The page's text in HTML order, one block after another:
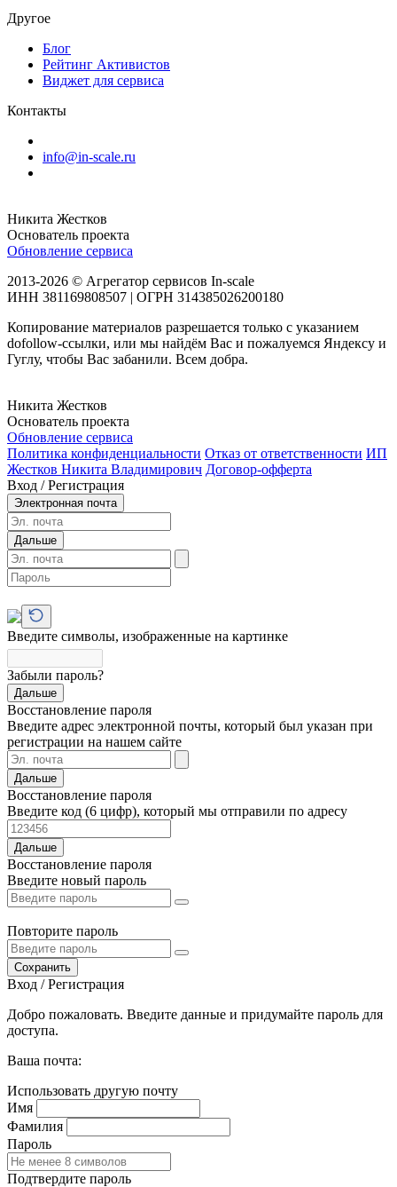
Другое
Блог
Рейтинг Активистов
Виджет для сервиса
Контакты
info@in-scale.ru
Никита Жестков
Основатель проекта
Обновление сервиса
2013-2026 © Агрегатор сервисов In-scale
ИНН 381169808507 | ОГРН 314385026200180
Копирование материалов разрешается только с указанием
dofollow-ссылки, или мы найдём Вас и пожалуемся Яндексу и
Гуглу, чтобы Вас забанили. Всем добра.
Никита Жестков
Основатель проекта
Обновление сервиса
Политика конфиденциальности Отказ от ответственности ИП
Жестков Никита Владимирович Договор-офферта
Вход / Регистрация
Электронная почта
Дальше
Введите символы, изображенные на картинке
Забыли пароль?
Дальше
Восстановление пароля
Введите адрес электронной почты, который был указан при
регистрации на нашем сайте
Дальше
Восстановление пароля
Введите код (6 цифр), который мы отправили по адресу
Дальше
Восстановление пароля
Введите новый пароль
Повторите пароль
Сохранить
Вход / Регистрация
Добро пожаловать. Введите данные и придумайте пароль для
доступа.
Ваша почта:
Использовать другую почту
Имя
Фамилия
Пароль
Подтвердите пароль